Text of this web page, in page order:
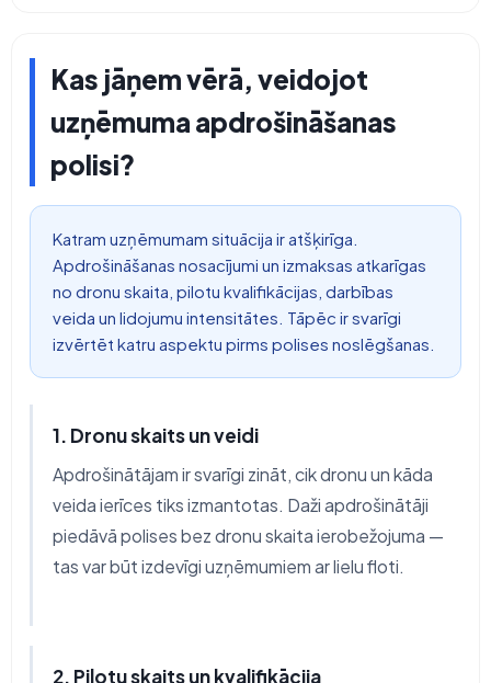
Kas jāņem vērā, veidojot
uzņēmuma apdrošināšanas
polisi?
Katram uzņēmumam situācija ir atšķirīga.
Apdrošināšanas nosacījumi un izmaksas atkarīgas
no dronu skaita, pilotu kvalifikācijas, darbības
veida un lidojumu intensitātes. Tāpēc ir svarīgi
izvērtēt katru aspektu pirms polises noslēgšanas.
1. Dronu skaits un veidi
Apdrošinātājam ir svarīgi zināt, cik dronu un kāda
veida ierīces tiks izmantotas. Daži apdrošinātāji
piedāvā polises bez dronu skaita ierobežojuma —
tas var būt izdevīgi uzņēmumiem ar lielu floti.
2. Pilotu skaits un kvalifikācija